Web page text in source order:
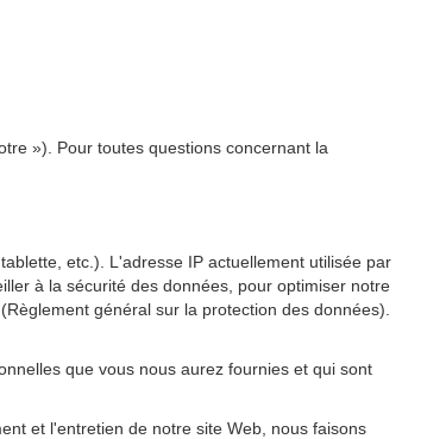
»). Pour toutes questions concernant la
etc.). L'adresse IP actuellement utilisée par
à la sécurité des données, pour optimiser notre
général sur la protection des données).
que vous nous aurez fournies et qui sont
et l'entretien de notre site Web, nous faisons